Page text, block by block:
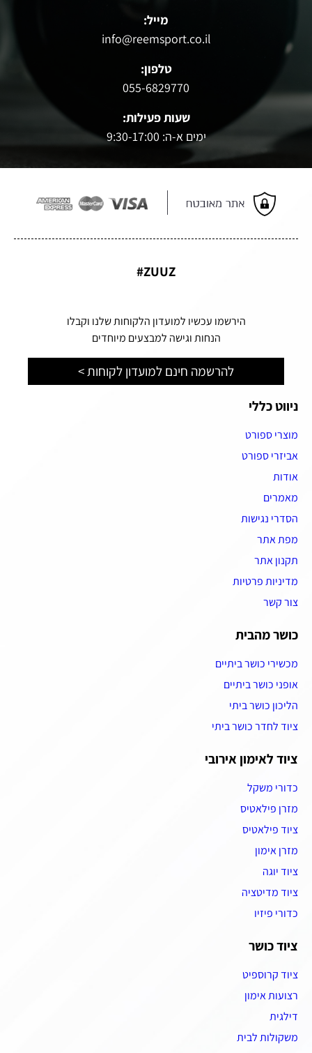
מייל:
info@reemsport.co.il
טלפון:
055-6829770
שעות פעילות:
ימים א-ה: 9:30-17:00
ZUUZ#
הירשמו עכשיו למועדון הלקוחות שלנו וקבלו
הנחות וגישה למבצעים מיוחדים
להרשמה חינם למועדון לקוחות >
ניווט כללי
מוצרי ספורט
אביזרי ספורט
אודות
מאמרים
הסדרי נגישות
מפת אתר
תקנון אתר
מדיניות פרטיות
צור קשר
כושר מהבית
מכשירי כושר ביתיים
אופני כושר ביתיים
הליכון כושר ביתי
ציוד לחדר כושר ביתי
ציוד לאימון אירובי
כדורי משקל
מזרן פילאטיס
ציוד פילאטיס
מזרן אימון
ציוד יוגה
ציוד מדיטציה
כדורי פיזיו
ציוד כושר
ציוד קרוספיט
רצועות אימון
דילגית
משקולות לבית